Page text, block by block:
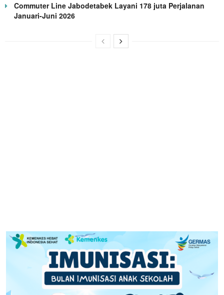
Commuter Line Jabodetabek Layani 178 juta Perjalanan
Januari-Juni 2026